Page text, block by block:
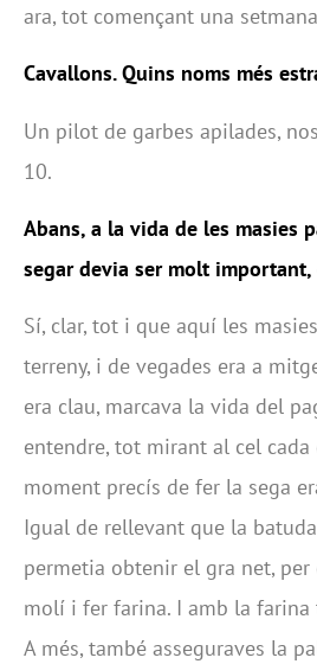
ara, tot començant una
Cavallons. Quins noms més
Un pilot de garbes apilades,
10.
Abans, a la vida de les masies
segar devia ser molt important,
Sí, clar, tot i que aquí les
terreny, i de vegades era a
era clau, marcava la vida del
entendre, tot mirant al cel cada
moment precís de fer la sega
Igual de rellevant que la
permetia obtenir el gra net,
molí i fer farina. I amb la farina
A més, també asseguraves la